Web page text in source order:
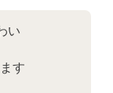
い
す